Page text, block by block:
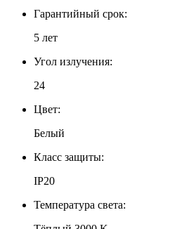
Гарантийный срок:
5 лет
Угол излучения:
24
Цвет:
Белый
Класс защиты:
IP20
Температура света: